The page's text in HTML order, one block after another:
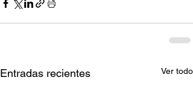
Entradas recientes Ver todo